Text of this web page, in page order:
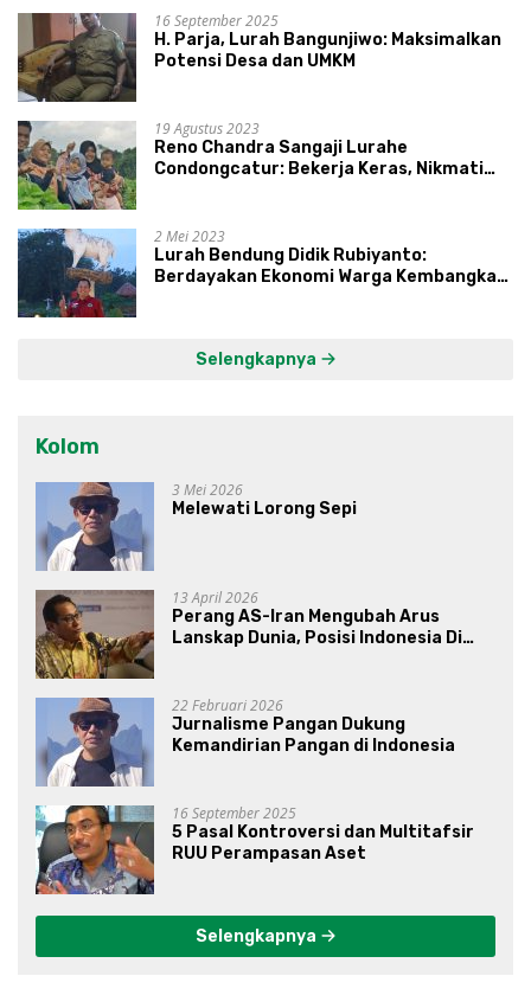
16 September 2025
H. Parja, Lurah Bangunjiwo: Maksimalkan
Potensi Desa dan UMKM
19 Agustus 2023
Reno Chandra Sangaji Lurahe
Condongcatur: Bekerja Keras, Nikmati
2 Mei 2023
Lurah Bendung Didik Rubiyanto:
Berdayakan Ekonomi Warga Kembangkan
Selengkapnya
Kolom
3 Mei 2026
Melewati Lorong Sepi
13 April 2026
Perang AS-Iran Mengubah Arus
Lanskap Dunia, Posisi Indonesia Di
22 Februari 2026
Jurnalisme Pangan Dukung
Kemandirian Pangan di Indonesia
16 September 2025
5 Pasal Kontroversi dan Multitafsir
RUU Perampasan Aset
Selengkapnya